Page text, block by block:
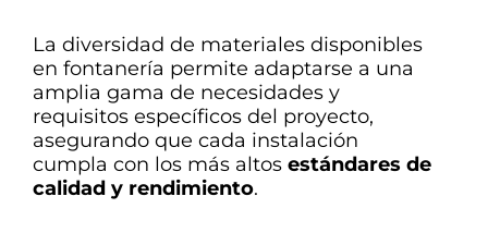
La diversidad de materiales disponibles
en fontanería permite adaptarse a una
amplia gama de necesidades y
requisitos específicos del proyecto,
asegurando que cada instalación
cumpla con los más altos estándares de
calidad y rendimiento.